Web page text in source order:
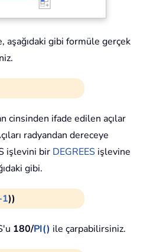
aşağıdaki gibi formüle gerçek
cinsinden ifade edilen açılar
radyandan dereceye
işlevini bir DEGREES işlevine
gibi.
1))
180/PI() ile çarpabilirsiniz.